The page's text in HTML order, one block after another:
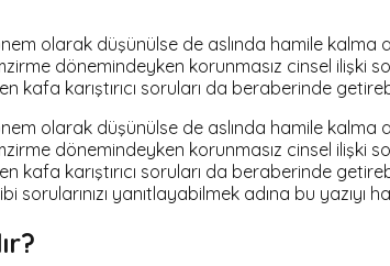
olarak düşünülse de aslında hamile kalma
dönemindeyken korunmasız cinsel ilişki
karıştırıcı soruları da beraberinde
olarak düşünülse de aslında hamile kalma
dönemindeyken korunmasız cinsel ilişki
karıştırıcı soruları da beraberinde
yanıtlayabilmek adına bu yazıyı